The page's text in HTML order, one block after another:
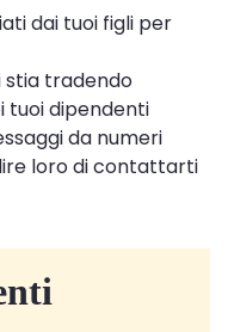
dai tuoi figli per
stia tradendo
tuoi dipendenti
da numeri
loro di contattarti